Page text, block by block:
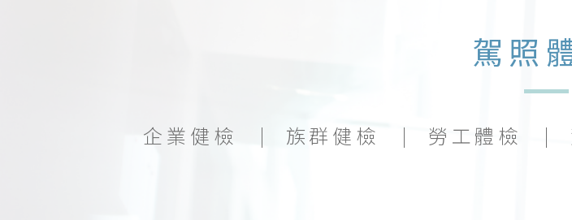
駕照
企業健檢 族群健檢 勞工體檢